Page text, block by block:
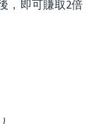
，即可賺取2倍